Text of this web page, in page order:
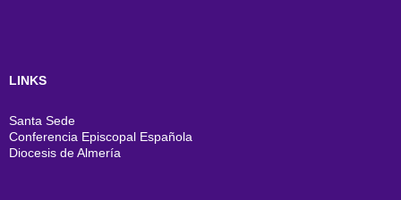
LINKS
Santa Sede
Conferencia Episcopal Española
Diocesis de Almería